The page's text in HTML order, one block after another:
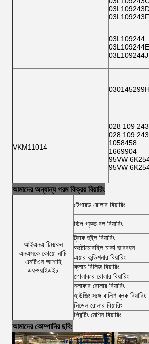
03L109243F
03L109244
03L109244E
03L109244J
030145299H
VKM11014
028 109
028 109
1058458
1669904
95VW
95VW
আমাদের অন্যান্য গরম বিক্রয় বিয়ারিং
আইএনএ টিমকেন
এনএসকে কোয়ো নাচি
এনটিএন আশাহি
এফওয়াইএইচ
টেপারড রোলার বিয়ারিং
ডিপ গ্রুভ বল বিয়ারিং
ট্রাক হুইল বিয়ারিং
অটোমোবাইল চাকা ভারবহন
এয়ার কন্ডিশনার বিয়ারিং
ক্লাচ রিলিজ বিয়ারিং
গোলাকার রোলার বিয়ারিং
নলাকার রোলার বিয়ারিং
হাউজিং সঙ্গে বালিশ ব্লক বিয়ারিং
নিডেল রোলার বিয়ারিং
প্রিন্টিং মেশিন বিয়ারিং
আমাদের কোম্পানির ছবি: